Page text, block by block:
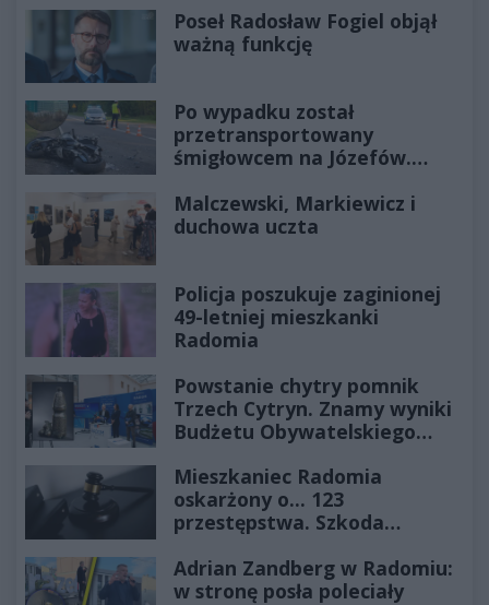
Poseł Radosław Fogiel objął
ważną funkcję
Po wypadku został
przetransportowany
śmigłowcem na Józefów.
Malczewski, Markiewicz i
duchowa uczta
Policja poszukuje zaginionej
49-letniej mieszkanki
Radomia
Powstanie chytry pomnik
Trzech Cytryn. Znamy wyniki
Budżetu Obywatelskiego
Mieszkaniec Radomia
oskarżony o... 123
przestępstwa. Szkoda
złotych
Adrian Zandberg w Radomiu:
w stronę posła poleciały